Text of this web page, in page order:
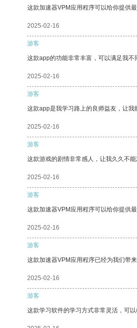
这款加速器VPM应用程序可以给你提供
2025-02-16
游客
这款app的功能非常丰富，可以满足我不
2025-02-16
游客
这款app是我学习路上的良师益友，让我
2025-02-16
游客
这款游戏的剧情非常感人，让我久久不能
2025-02-16
游客
这款加速器VPM应用程序可以给你提供
2025-02-16
游客
这款加速器VPM应用程序已经为我们带
2025-02-16
游客
这款学习软件的学习方式非常灵活，可